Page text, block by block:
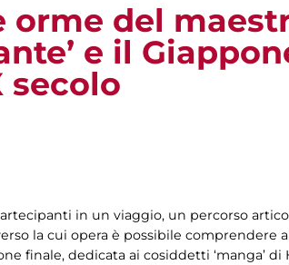
orme del
e il
secolo
in un viaggio, un percorso
la cui opera è possibile
finale, dedicata ai cosiddetti ‘manga’